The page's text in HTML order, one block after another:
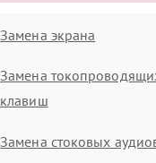
Замена экрана
Замена
клавиш
Замена стоковых